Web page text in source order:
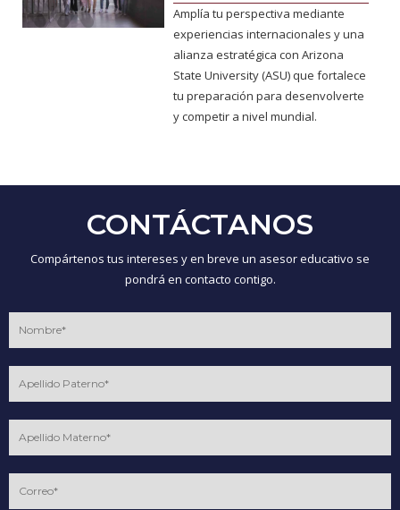
Amplía tu perspectiva mediante
experiencias internacionales y una
alianza estratégica con Arizona
State University (ASU) que fortalece
tu preparación para desenvolverte
y competir a nivel mundial.
CONTÁCTANOS
Compártenos tus intereses y en breve un asesor educativo se
pondrá en contacto contigo.